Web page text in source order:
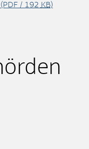
(PDF / 192 KB)